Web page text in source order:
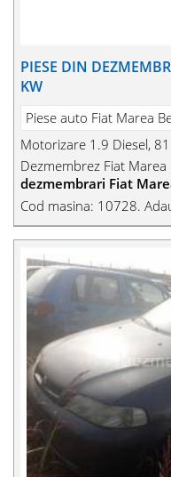
PIESE DIN
KW
Piese auto Fiat Marea
Motorizare 1.9 Diesel,
Dezmembrez Fiat
dezmembrari Fiat
Cod masina: 10728.